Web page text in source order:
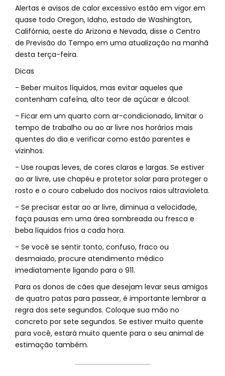
Alertas e avisos de calor excessivo estão em vigor em
quase todo Oregon, Idaho, estado de Washington,
Califórnia, oeste do Arizona e Nevada, disse o Centro
de Previsão do Tempo em uma atualização na manhã
desta terça-feira.
Dicas
- Beber muitos líquidos, mas evitar aqueles que
contenham cafeína, alto teor de açúcar e álcool.
- Ficar em um quarto com ar-condicionado, limitar o
tempo de trabalho ou ao ar livre nos horários mais
quentes do dia e verificar como estão parentes e
vizinhos.
- Use roupas leves, de cores claras e largas. Se estiver
ao ar livre, use chapéu e protetor solar para proteger o
rosto e o couro cabeludo dos nocivos raios ultravioleta.
- Se precisar estar ao ar livre, diminua a velocidade,
faça pausas em uma área sombreada ou fresca e
beba líquidos frios a cada hora.
- Se você se sentir tonto, confuso, fraco ou
desmaiado, procure atendimento médico
imediatamente ligando para o 911.
Para os donos de cães que desejam levar seus amigos
de quatro patas para passear, é importante lembrar a
regra dos sete segundos. Coloque sua mão no
concreto por sete segundos. Se estiver muito quente
para você, estará muito quente para o seu animal de
estimação também.